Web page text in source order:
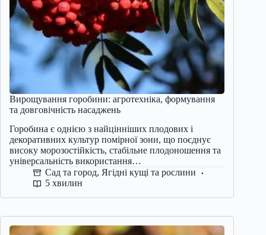
Вирощування горобини: агротехніка, формування
та довговічність насаджень
Горобина є однією з найцінніших плодових і
декоративних культур помірної зони, що поєднує
високу морозостійкість, стабільне плодоношення та
універсальність використання…
Сад та город, Ягідні кущі та рослини
5 хвилин